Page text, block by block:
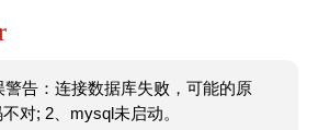
警告：连接数据库失败，可能的原
对; 2、mysql未启动。